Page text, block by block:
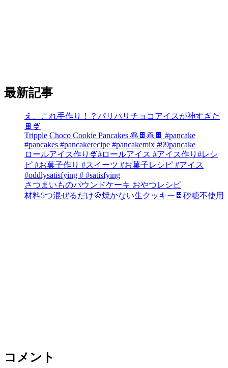
最新記事
え、これ手作り！？パリパリチョコアイスが神すぎた
🍫🍨
Tripple Choco Cookie Pancakes 🥞🍫🥞🍫 #pancake
#pancakes #pancakerecipe #pancakemix #99pancake
ロールアイス作り🍨#ロールアイス #アイス作り#レシ
ピ #お菓子作り #スイーツ #お菓子レシピ #アイス
#oddlysatisfying # #satisfying⁠
さつまいものパウンドケーキ おやつレシピ
材料5つ混ぜるだけ🍪焼かない生クッキー🍫砂糖不使用
コメント